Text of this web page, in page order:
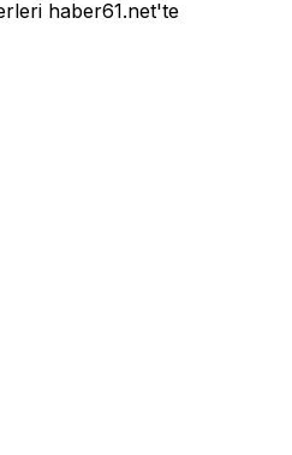
haber61.net'te